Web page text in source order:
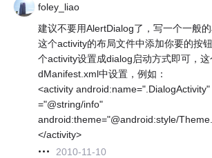
foley_liao
建议不要用AlertDialog了，写一个一般
这个activity的布局文件中添加你要的按
个activity设置成dialog启动方式即可，
dManifest.xml中设置，例如：
<activity
="@string/info"
android:theme="@android:style/
</activity>
2010-11-10